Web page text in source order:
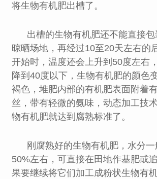
将生物有机肥出槽了。
出槽的生物有机肥还不能直接包
晾晒场地，再经过10至20天左右的
开始时，温度还会上升到50度左右
降到40度以下，生物有机肥的颜色
褐色，堆肥内部的有机肥表面附着
丝，带有轻微的氨味，动态加工技
物有机肥就达到腐熟标准了。
刚腐熟好的生物有机肥，水分
50%左右，可直接在田地作基肥或
果要继续将它们加工成粉状生物有